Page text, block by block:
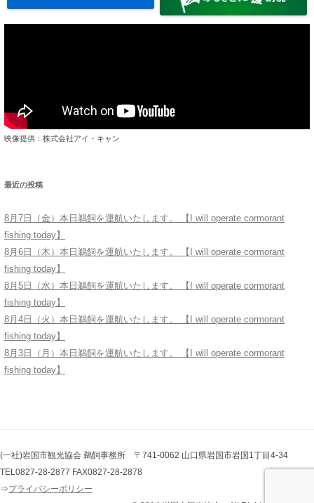
映像提供：株式会社アイ・キャン
最近の投稿
8月7日（金）本日鵜飼を運航いたします。 【I will operate cormorant
fishing today】
8月6日（木）本日鵜飼を運航いたします。 【I will operate cormorant
fishing today】
8月5日（水）本日鵜飼を運航いたします。 【I will operate cormorant
fishing today】
8月4日（火）本日鵜飼を運航いたします。 【I will operate cormorant
fishing today】
8月3日（月）本日鵜飼を運航いたします。 【I will operate cormorant
fishing today】
(一社)岩国市観光協会 鵜飼事務所 〒741-0062 山口県岩国市岩国1丁目4-34
TEL0827-28-2877 FAX0827-28-2878
⇒プライバシーポリシー